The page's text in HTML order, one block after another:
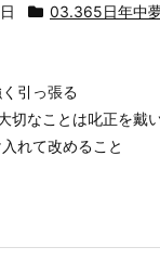
03.365日年中
引っ張る
切なことは叱正を戴
れて改めること